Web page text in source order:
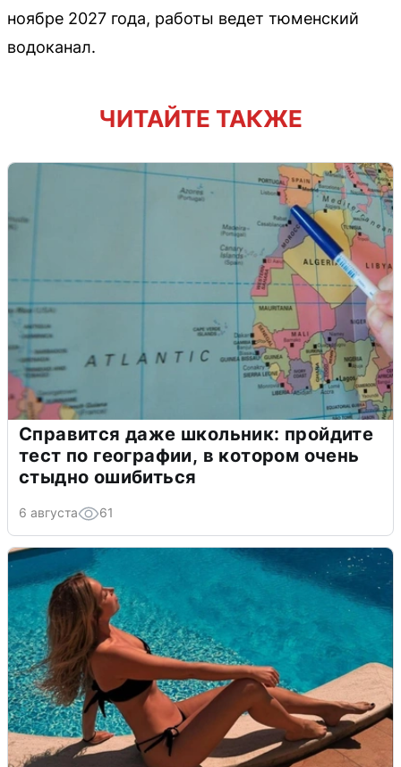
ноябре 2027 года, работы ведет тюменский
водоканал.
ЧИТАЙТЕ ТАКЖЕ
Справится даже школьник: пройдите
тест по географии, в котором очень
стыдно ошибиться
6 августа 61